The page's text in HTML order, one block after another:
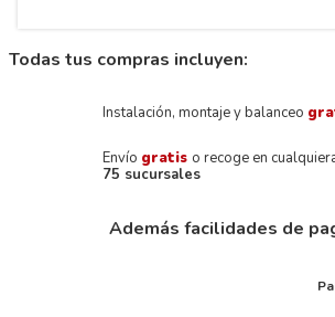
Todas tus compras incluyen:
Instalación, montaje y balanceo
Envío gratis o recoge en
75 sucursales
Además facilidades de